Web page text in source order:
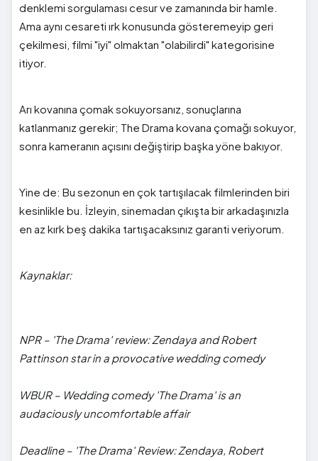
denklemi sorgulaması cesur ve zamanında bir hamle.
Ama aynı cesareti ırk konusunda gösteremeyip geri
çekilmesi, filmi "iyi" olmaktan "olabilirdi" kategorisine
itiyor.
Arı kovanına çomak sokuyorsanız, sonuçlarına
katlanmanız gerekir; The Drama kovana çomağı sokuyor,
sonra kameranın açısını değiştirip başka yöne bakıyor.
Yine de: Bu sezonun en çok tartışılacak filmlerinden biri
kesinlikle bu. İzleyin, sinemadan çıkışta bir arkadaşınızla
en az kırk beş dakika tartışacaksınız garanti veriyorum.
Kaynaklar:
NPR – 'The Drama' review: Zendaya and Robert
Pattinson star in a provocative wedding comedy
WBUR – Wedding comedy 'The Drama' is an
audaciously uncomfortable affair
Deadline – 'The Drama' Review: Zendaya, Robert